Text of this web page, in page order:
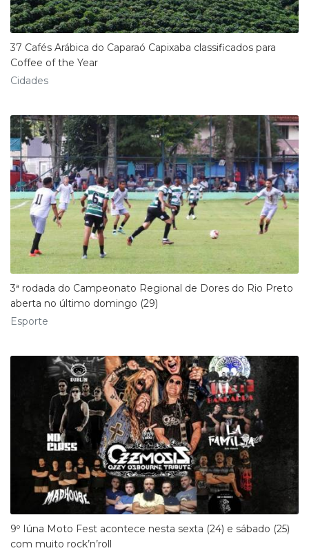
37 Cafés Arábica do Caparaó Capixaba classificados para
Coffee of the Year
Cidades
3ª rodada do Campeonato Regional de Dores do Rio Preto
aberta no último domingo (29)
Esporte
9º Iúna Moto Fest acontece nesta sexta (24) e sábado (25)
com muito rock’n’roll